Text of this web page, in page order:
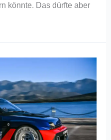
könnte. Das dürfte aber